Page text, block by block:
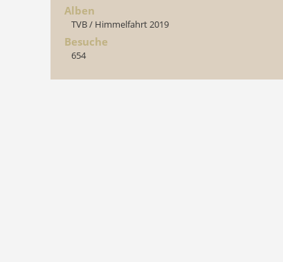
Alben
TVB/ Himmelfahrt 2019
Besuche
654